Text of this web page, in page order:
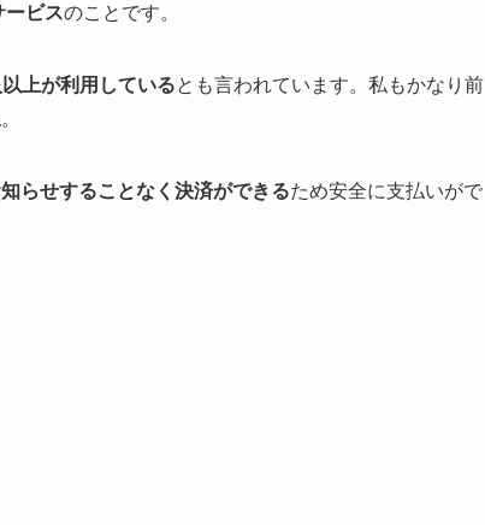
ービスのことです。
上が利用しているとも言われています。私もかなり前
らせすることなく決済ができるため安全に支払いがで